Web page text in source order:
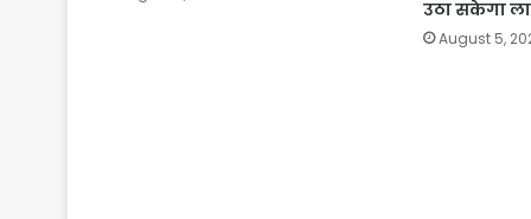
उठा सकेगा
August 5,